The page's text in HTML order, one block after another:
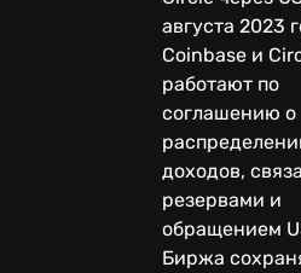
августа 2023
Coinbase и
работают по
соглашению о
доходов,
резервами и
обращением
Биржа